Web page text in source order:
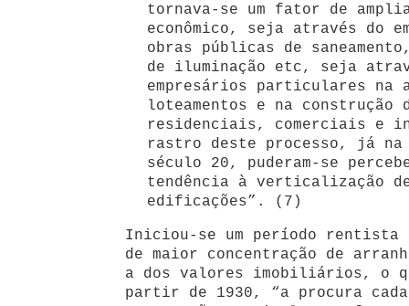
tornava-se um fator de
econômico, seja através do
obras públicas de
de iluminação etc, seja
empresários particulares na
loteamentos e na construção
residenciais, comerciais e
rastro deste processo, já na
século 20, puderam-se
tendência à verticalização
edificações”. (7)
Iniciou-se um período
de maior concentração de
a dos valores imobiliários, o
partir de 1930, “a procura